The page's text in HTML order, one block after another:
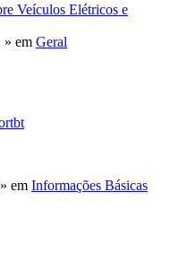
Veículos Elétricos e
» em Geral
» em Informações Básicas